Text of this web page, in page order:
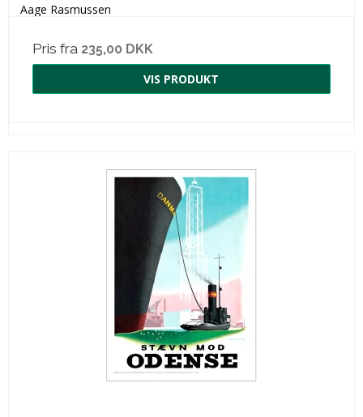
Aage Rasmussen
Pris fra 235,00 DKK
VIS PRODUKT